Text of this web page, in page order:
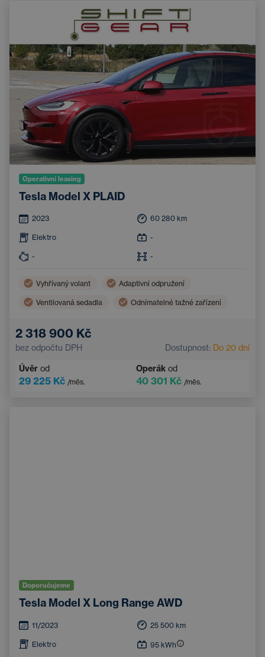
Operativní leasing
Tesla Model X PLAID
2023 60 280 km
Elektro -
- -
Vyhřívaný volant Adaptivní odpružení
Ventilovaná sedadla Odnímatelné tažné zařízení
2 318 900 Kč
bez odpočtu DPH Dostupnost: Do 20 dní
Úvěr od
29 225 Kč /měs.
Operák od
40 301 Kč /měs.
Doporučujeme
Tesla Model X Long Range AWD
11/2023 25 500 km
Elektro 95 kWh